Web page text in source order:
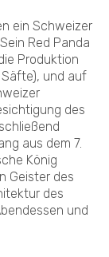
ein Schweizer
Red Panda
Produktion
und auf
des
aus dem 7.
König
Geister des
des
und